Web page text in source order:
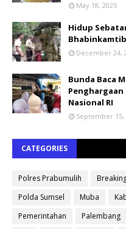
May 18, 2025
Hidup
December 24,
Bunda Baca
Nasional RI
September 15,
CATEGORIES
Polres Prabumulih
Polda Sumsel
Muba
Pemerintahan
Palembang